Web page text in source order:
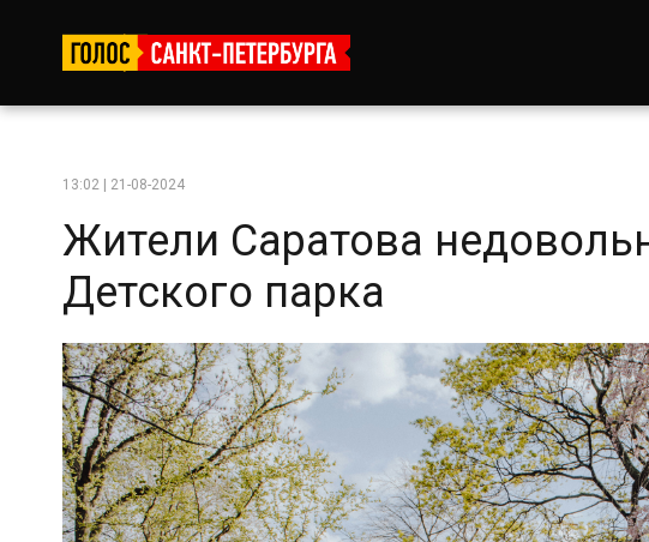
13:02 | 21-08-2024
Жители Саратова
Детского парка